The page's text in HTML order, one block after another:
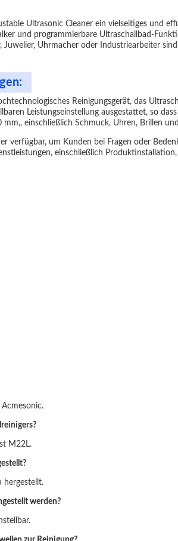
Ultrasonic Cleaner ein vielseitiges und
und programmierbare Ultraschallbad-
Juwelier, Uhrmacher oder Industriearbeiter
Reinigungsgerät, das
Leistungseinstellung ausgestattet, so
einschließlich Schmuck, Uhren, Brillen
verfügbar, um Kunden bei Fragen oder
einschließlich
M22L.
hergestellt.
werden?